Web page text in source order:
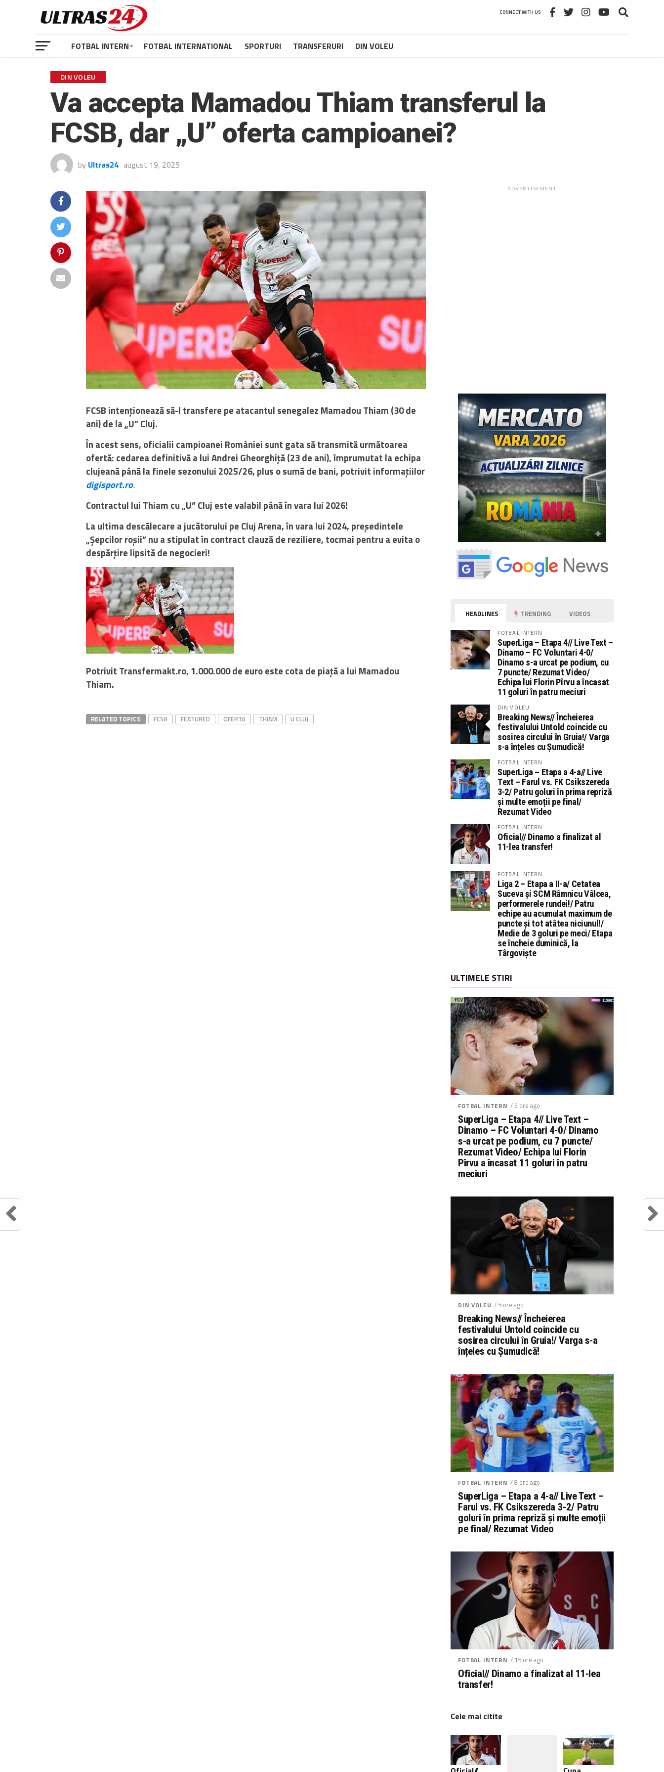
CONNECT WITH US
FOTBAL INTERN FOTBAL INTERNATIONAL SPORTURI TRANSFERURI DIN VOLEU
DIN VOLEU
Va accepta Mamadou Thiam transferul la
FCSB, dar „U” oferta campioanei?
by Ultras24 august 19, 2025
FCSB intenționează să-l transfere pe atacantul senegalez Mamadou Thiam (30 de
ani) de la „U” Cluj.
În acest sens, oficialii campioanei României sunt gata să transmită următoarea
ofertă: cedarea definitivă a lui Andrei Gheorghiță (23 de ani), împrumutat la echipa
clujeană până la finele sezonului 2025/26, plus o sumă de bani, potrivit informațiilor
digisport.ro.
Contractul lui Thiam cu „U” Cluj este valabil până în vara lui 2026!
La ultima descălecare a jucătorului pe Cluj Arena, în vara lui 2024, președintele
„Șepcilor roșii” nu a stipulat în contract clauză de reziliere, tocmai pentru a evita o
despărțire lipsită de negocieri!
Potrivit Transfermakt.ro, 1.000.000 de euro este cota de piață a lui Mamadou
Thiam.
RELATED TOPICS FCSB FEATURED OFERTA THIAM U CLUJ
ADVERTISEMENT
HEADLINES TRENDING VIDEOS
FOTBAL INTERN
SuperLiga – Etapa 4// Live Text –
Dinamo – FC Voluntari 4-0/
Dinamo s-a urcat pe podium, cu
7 puncte/ Rezumat Video/
Echipa lui Florin Pîrvu a încasat
11 goluri în patru meciuri
DIN VOLEU
Breaking News// Încheierea
festivalului Untold coincide cu
sosirea circului în Gruia!/ Varga
s-a înțeles cu Șumudică!
FOTBAL INTERN
SuperLiga – Etapa a 4-a// Live
Text – Farul vs. FK Csikszereda
3-2/ Patru goluri în prima repriză
și multe emoții pe final/
Rezumat Video
FOTBAL INTERN
Oficial// Dinamo a finalizat al
11-lea transfer!
FOTBAL INTERN
Liga 2 – Etapa a II-a/ Cetatea
Suceva și SCM Râmnicu Vâlcea,
performerele rundei!/ Patru
echipe au acumulat maximum de
puncte și tot atâtea niciunul!/
Medie de 3 goluri pe meci/ Etapa
se încheie duminică, la
Târgoviște
ULTIMELE STIRI
FOTBAL INTERN / 3 ore ago
SuperLiga – Etapa 4// Live Text –
Dinamo – FC Voluntari 4-0/ Dinamo
s-a urcat pe podium, cu 7 puncte/
Rezumat Video/ Echipa lui Florin
Pîrvu a încasat 11 goluri în patru
meciuri
DIN VOLEU / 5 ore ago
Breaking News// Încheierea
festivalului Untold coincide cu
sosirea circului în Gruia!/ Varga s-a
înțeles cu Șumudică!
FOTBAL INTERN / 8 ore ago
SuperLiga – Etapa a 4-a// Live Text –
Farul vs. FK Csikszereda 3-2/ Patru
goluri în prima repriză și multe emoții
pe final/ Rezumat Video
FOTBAL INTERN / 15 ore ago
Oficial// Dinamo a finalizat al 11-lea
transfer!
Cele mai citite